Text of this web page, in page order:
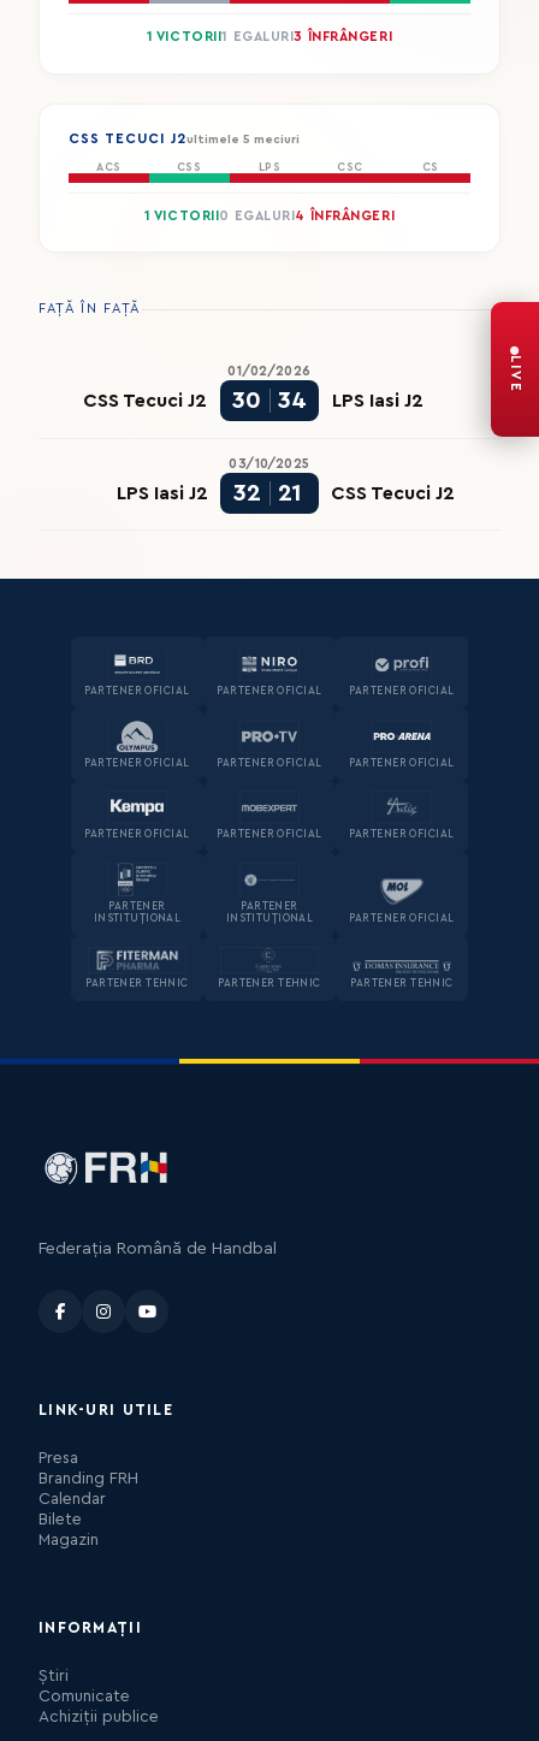
1 VICTORII1 EGALURI3 ÎNFRÂNGERI
CSS TECUCI J2ultimele 5 meciuri
ACS CSS LPS CSC CS
1 VICTORII 0 EGALURI 4 ÎNFRÂNGERI
FAȚĂ ÎN FAȚĂ
01/02/2026
CSS Tecuci J2 30 34 LPS Iasi J2
03/10/2025
LPS Iasi J2 32 21 CSS Tecuci J2
PARTENER OFICIAL PARTENER OFICIAL PARTENER OFICIAL
PARTENER OFICIAL PARTENER OFICIAL PARTENER OFICIAL
PARTENER OFICIAL PARTENER OFICIAL PARTENER OFICIAL
PARTENER
INSTITUȚIONAL
PARTENER
INSTITUȚIONAL
PARTENER OFICIAL
PARTENER TEHNIC PARTENER TEHNIC PARTENER TEHNIC
LIVE
Federația Română de Handbal
LINK-URI UTILE
Presa
Branding FRH
Calendar
Bilete
Magazin
INFORMAȚII
Știri
Comunicate
Achiziții publice